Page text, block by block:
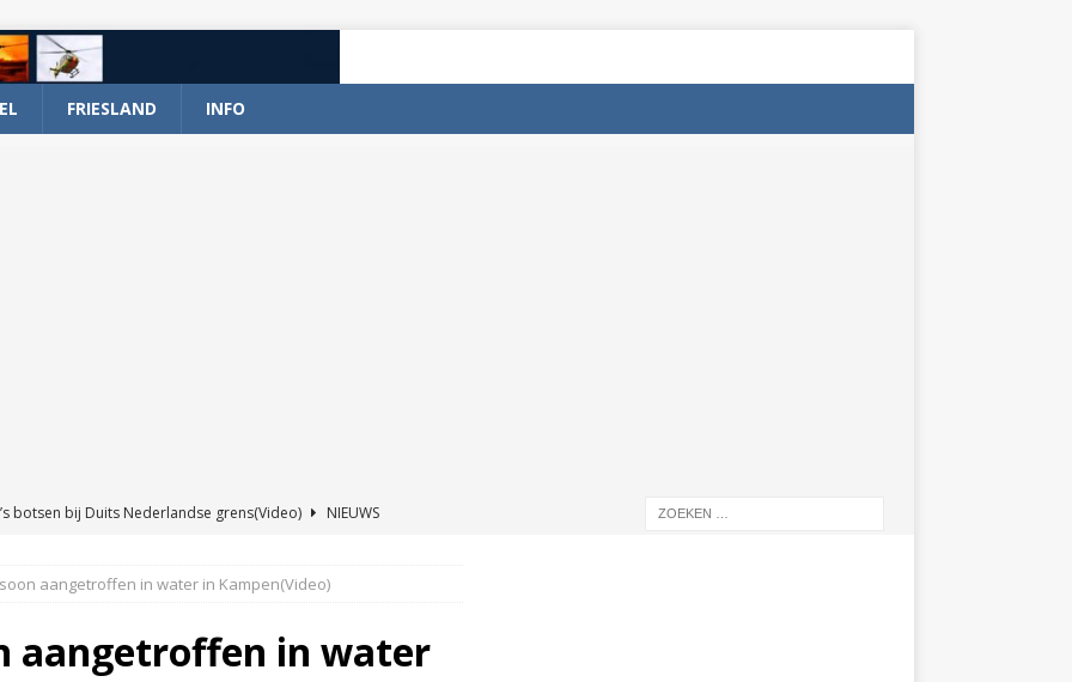
FRIESLAND INFO
botsen bij Duits Nederlandse grens(Video)
NIEUWS
en wagen met stro in de brand in Oosterhesselen(Video)
brand in Wijster(Video)
aangetroffen in water in Kampen(Video)
aangetroffen in water